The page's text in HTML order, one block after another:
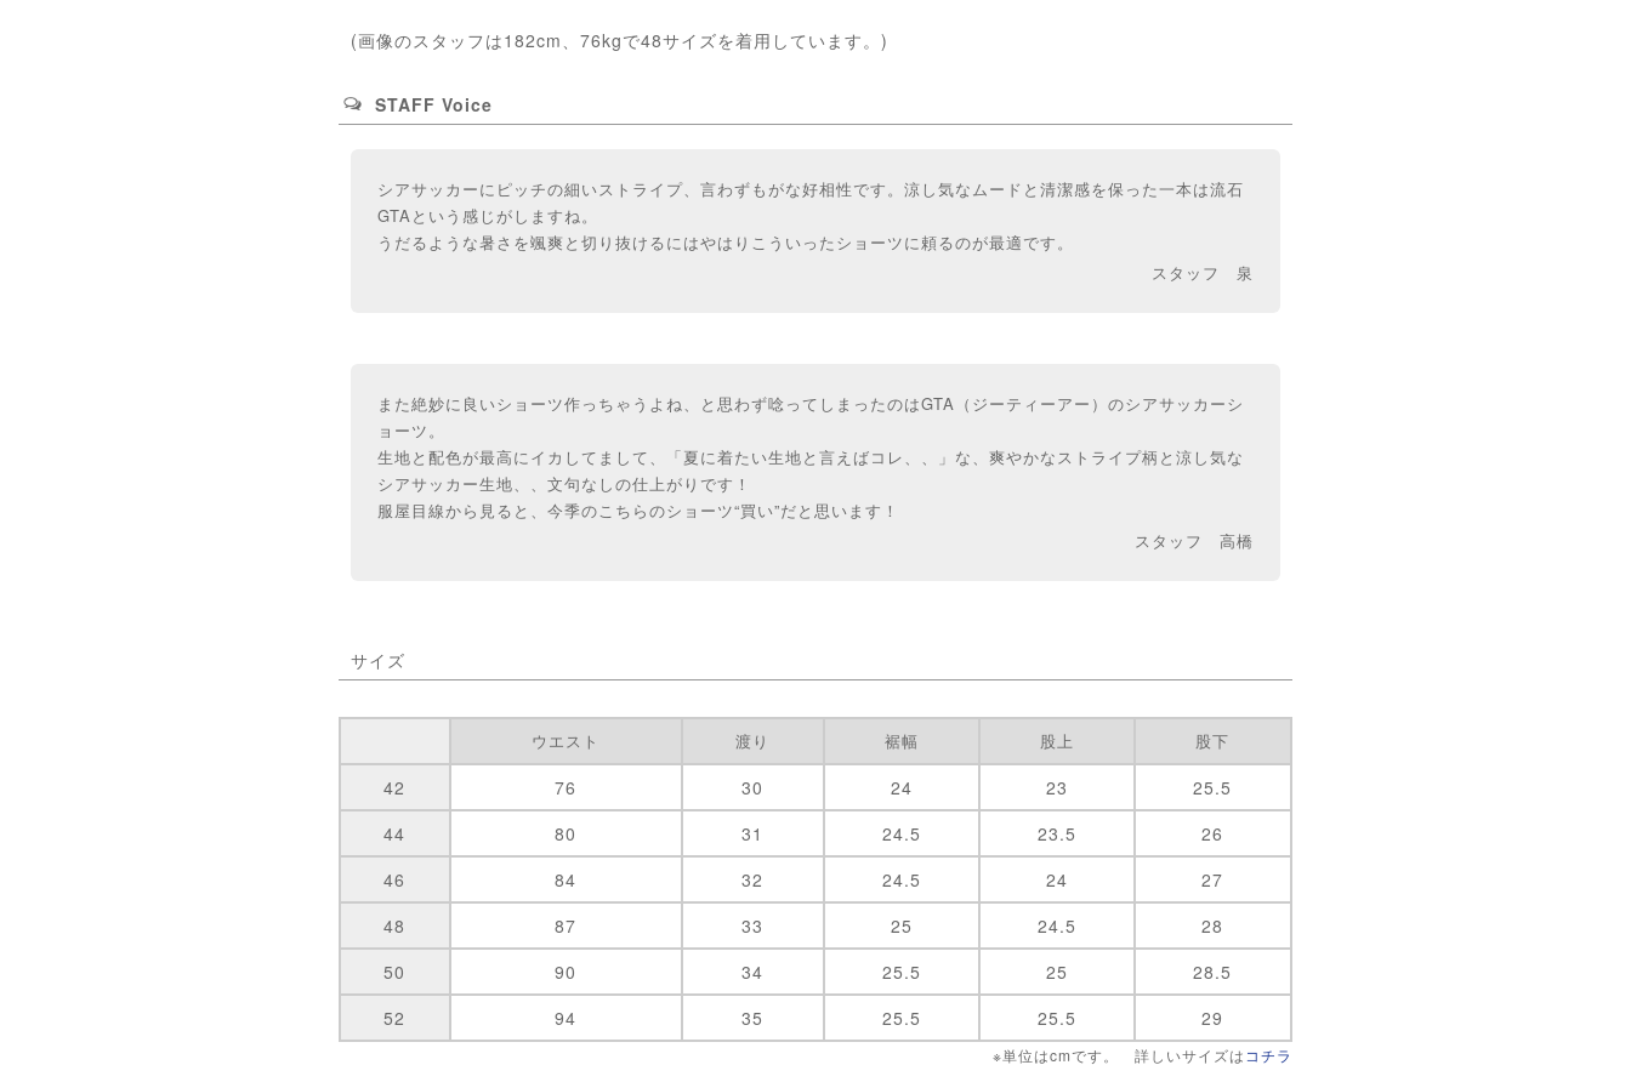
(画像のスタッフは182cm、76kgで48サイズを着用しています。)
STAFF Voice
シアサッカーにピッチの細いストライプ、言わずもがな好相性です。涼し気なムードと清潔感を保った一本は流石
GTAという感じがしますね。
うだるような暑さを颯爽と切り抜けるにはやはりこういったショーツに頼るのが最適です。
スタッフ 泉
また絶妙に良いショーツ作っちゃうよね、と思わず唸ってしまったのはGTA（ジーティーアー）のシアサッカーシ
ョーツ。
生地と配色が最高にイカしてまして、「夏に着たい生地と言えばコレ、、」な、爽やかなストライプ柄と涼し気な
シアサッカー生地、、文句なしの仕上がりです！
服屋目線から見ると、今季のこちらのショーツ“買い”だと思います！
スタッフ 高橋
サイズ
ウエスト 渡り 裾幅 股上 股下
42 76 30 24 23
25.5
44
80 31 24.5 23.5
26
46
84 32 24.5 24
27
48
87 33 25 24.5
28
50
90 34 25.5 25
28.5
52
94 35 25.5 25.5 29
※単位はcmです。 詳しいサイズは コチラ